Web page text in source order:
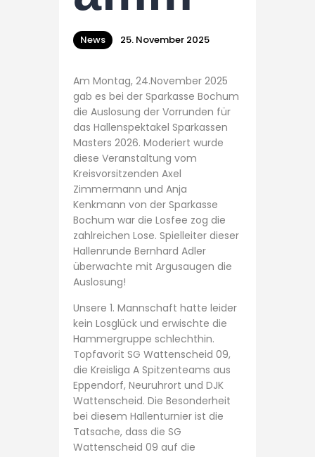
News 25. November 2025
Am Montag, 24.November 2025
gab es bei der Sparkasse Bochum
die Auslosung der Vorrunden für
das Hallenspektakel Sparkassen
Masters 2026. Moderiert wurde
diese Veranstaltung vom
Kreisvorsitzenden Axel
Zimmermann und Anja
Kenkmann von der Sparkasse
Bochum war die Losfee zog die
zahlreichen Lose. Spielleiter dieser
Hallenrunde Bernhard Adler
überwachte mit Argusaugen die
Auslosung!
Unsere 1. Mannschaft hatte leider
kein Losglück und erwischte die
Hammergruppe schlechthin.
Topfavorit SG Wattenscheid 09,
die Kreisliga A Spitzenteams aus
Eppendorf, Neuruhrort und DJK
Wattenscheid. Die Besonderheit
bei diesem Hallenturnier ist die
Tatsache, dass die SG
Wattenscheid 09 auf die